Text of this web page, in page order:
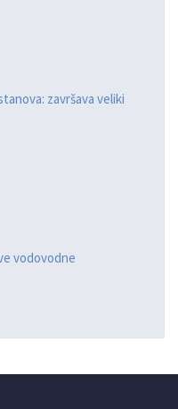
završava veliki
vodovodne